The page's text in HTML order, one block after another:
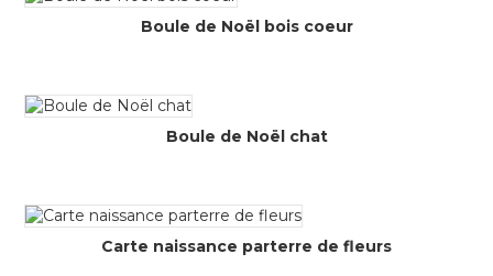
Boule de Noël bois coeur
Boule de Noël chat
Carte naissance parterre de fleurs